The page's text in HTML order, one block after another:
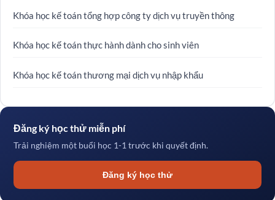
Khóa học kế toán tổng hợp công ty dịch vụ truyền thông
Khóa học kế toán thực hành dành cho sinh viên
Khóa học kế toán thương mại dịch vụ nhập khẩu
Đăng ký học thử miễn phí
Trải nghiệm một buổi học 1-1 trước khi quyết định.
Đăng ký học thử